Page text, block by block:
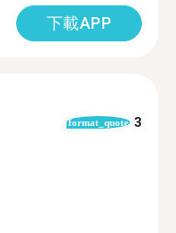
下載APP
format_quote 3